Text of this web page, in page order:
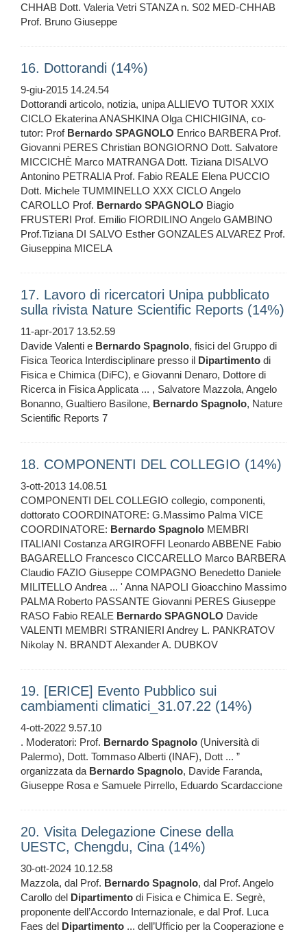
CHHAB Dott. Valeria Vetri STANZA n. S02 MED-CHHAB
Prof. Bruno Giuseppe
16. Dottorandi (14%)
9-giu-2015 14.24.54
Dottorandi articolo, notizia, unipa ALLIEVO TUTOR XXIX
CICLO Ekaterina ANASHKINA Olga CHICHIGINA, co-
tutor: Prof Bernardo SPAGNOLO Enrico BARBERA Prof.
Giovanni PERES Christian BONGIORNO Dott. Salvatore
MICCICHÈ Marco MATRANGA Dott. Tiziana DISALVO
Antonino PETRALIA Prof. Fabio REALE Elena PUCCIO
Dott. Michele TUMMINELLO XXX CICLO Angelo
CAROLLO Prof. Bernardo SPAGNOLO Biagio
FRUSTERI Prof. Emilio FIORDILINO Angelo GAMBINO
Prof.Tiziana DI SALVO Esther GONZALES ALVAREZ Prof.
Giuseppina MICELA
17. Lavoro di ricercatori Unipa pubblicato
sulla rivista Nature Scientific Reports (14%)
11-apr-2017 13.52.59
Davide Valenti e Bernardo Spagnolo, fisici del Gruppo di
Fisica Teorica Interdisciplinare presso il Dipartimento di
Fisica e Chimica (DiFC), e Giovanni Denaro, Dottore di
Ricerca in Fisica Applicata ... , Salvatore Mazzola, Angelo
Bonanno, Gualtiero Basilone, Bernardo Spagnolo, Nature
Scientific Reports 7
18. COMPONENTI DEL COLLEGIO (14%)
3-ott-2013 14.08.51
COMPONENTI DEL COLLEGIO collegio, componenti,
dottorato COORDINATORE: G.Massimo Palma VICE
COORDINATORE: Bernardo Spagnolo MEMBRI
ITALIANI Costanza ARGIROFFI Leonardo ABBENE Fabio
BAGARELLO Francesco CICCARELLO Marco BARBERA
Claudio FAZIO Giuseppe COMPAGNO Benedetto Daniele
MILITELLO Andrea ... ' Anna NAPOLI Gioacchino Massimo
PALMA Roberto PASSANTE Giovanni PERES Giuseppe
RASO Fabio REALE Bernardo SPAGNOLO Davide
VALENTI MEMBRI STRANIERI Andrey L. PANKRATOV
Nikolay N. BRANDT Alexander A. DUBKOV
19. [ERICE] Evento Pubblico sui
cambiamenti climatici_31.07.22 (14%)
4-ott-2022 9.57.10
. Moderatori: Prof. Bernardo Spagnolo (Università di
Palermo), Dott. Tommaso Alberti (INAF), Dott ... ”
organizzata da Bernardo Spagnolo, Davide Faranda,
Giuseppe Rosa e Samuele Pirrello, Eduardo Scardaccione
20. Visita Delegazione Cinese della
UESTC, Chengdu, Cina (14%)
30-ott-2024 10.12.58
Mazzola, dal Prof. Bernardo Spagnolo, dal Prof. Angelo
Carollo del Dipartimento di Fisica e Chimica E. Segrè,
proponente dell’Accordo Internazionale, e dal Prof. Luca
Faes del Dipartimento ... dell’Ufficio per la Cooperazione e